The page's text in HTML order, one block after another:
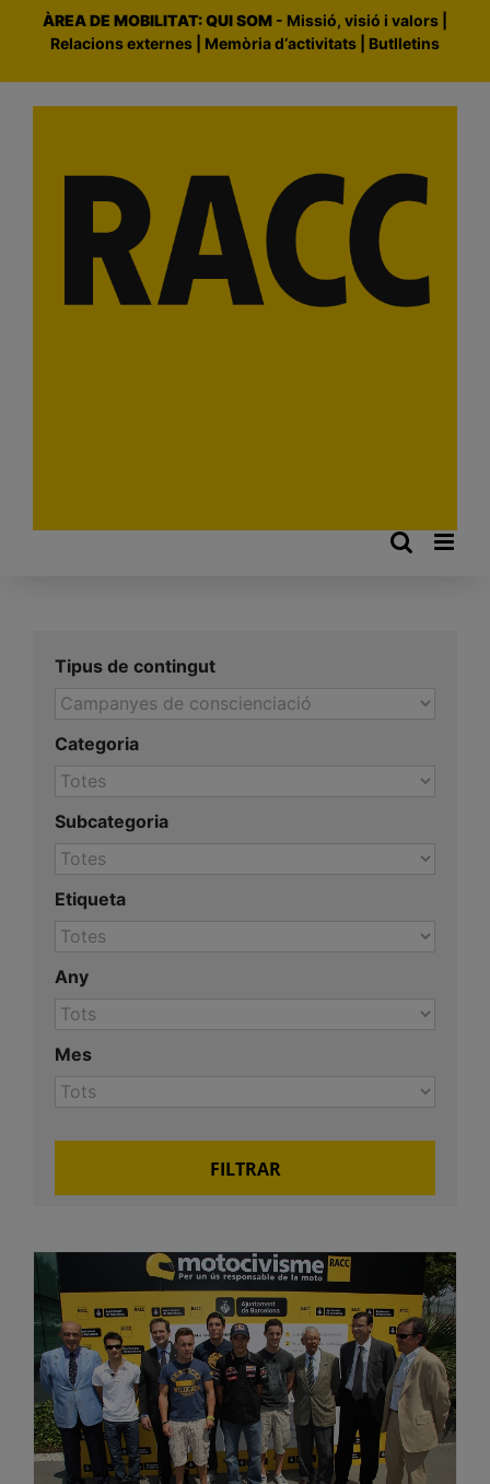
ÀREA DE MOBILITAT: QUI SOM - Missió, visió i valors
Relacions externes
Memòria d‘activitats Butlletins
Tipus de contingut
Categoria
Subcategoria
Etiqueta
Any
Mes
FILTRAR